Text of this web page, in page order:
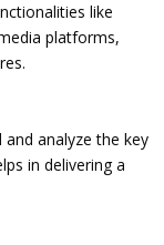
like
platforms,
analyze the key
in delivering a